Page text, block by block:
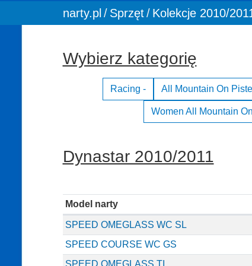
You are here:
narty.pl Sprzęt Kolekcje 2010/
Wybierz kategorię
Racing - All Mountain On
Women All Mountain
Dynastar 2010/2011
Model narty
SPEED OMEGLASS WC SL
SPEED COURSE WC GS
SPEED OMEGLASS TI